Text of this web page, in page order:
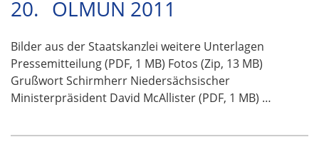
20. OLMUN 2011
Bilder aus der Staatskanzlei weitere Unterlagen
Pressemitteilung (PDF, 1 MB) Fotos (Zip, 13 MB)
Grußwort Schirmherr Niedersächsischer
Ministerpräsident David McAllister (PDF, 1 MB) …